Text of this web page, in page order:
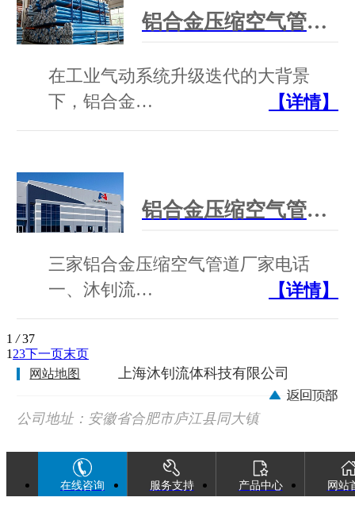
铝合金压缩空气管道生产厂家深度测评｜行业选型参考指南
在工业气动系统升级迭代的大背景
下，铝合金…
【详情】
铝合金压缩空气管道厂家电话
三家铝合金压缩空气管道厂家电话
一、沐钊流…
【详情】
1 / 37
1 23下一页末页
网站地图
上海沐钊流体科技有限公司
公司地址：安徽省合肥市庐江县同大镇
广巢西路88号
在线咨询 服务支持 产品中心 网站